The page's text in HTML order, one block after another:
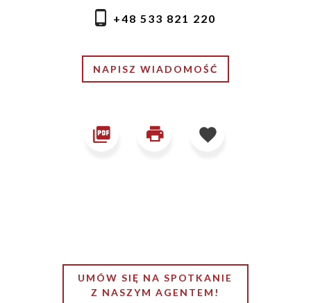
+48 533 821 220
NAPISZ WIADOMOŚĆ
UMÓW SIĘ NA SPOTKANIE
Z NASZYM AGENTEM!